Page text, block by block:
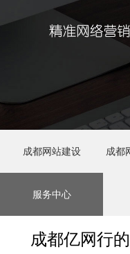
成都网站建设 成都
服务中心
成都亿网行